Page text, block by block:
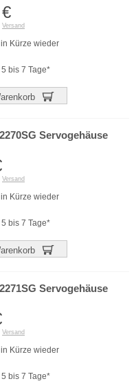
€
Versand
in Kürze wieder
bis 7 Tage*
Servogehäuse
Versand
in Kürze wieder
bis 7 Tage*
Servogehäuse
Versand
in Kürze wieder
bis 7 Tage*